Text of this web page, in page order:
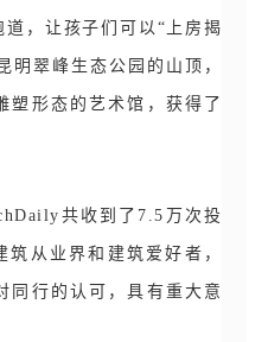
，让孩子们可以“上房揭
明翠峰生态公园的山顶，
塑形态的艺术馆，获得了
共收到了7.5万次投
从业界和建筑爱好者，
同行的认可，具有重大意
！